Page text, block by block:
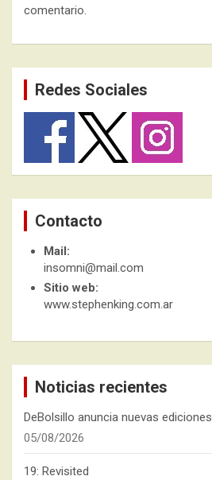
comentario.
Redes Sociales
Contacto
Mail:
insomni@mail.com
Sitio web:
www.stephenking.com.ar
Noticias recientes
DeBolsillo anuncia nuevas ediciones
05/08/2026
19: Revisited